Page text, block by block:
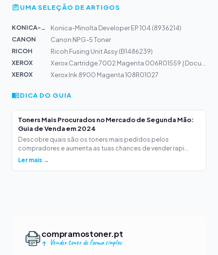
UMA SELEÇÃO DE ARTIGOS
KONICA-MIN...
Konica-Minolta Developer EP 104 (8936214)
CANON
Canon NPG-5 Toner
RICOH
Ricoh Fusing Unit Assy (B1486239)
XEROX
XEROX
Xerox Ink 8900 Magenta 108R01027
DICA DO GUIA
Toners Mais Procurados no Mercado de Segunda Mão:
Guia de Venda em 2024
Descobre quais são os toners mais pedidos pelos
compradores e aumenta as tuas chances de vender rapi...
Ler mais →
compramostoner.pt
Vender toner de forma simples